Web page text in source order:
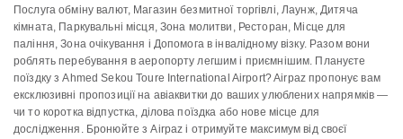
Послуга обміну валют, Магазин безмитної торгівлі, Лаунж, Дитяча
кімната, Паркувальні місця, Зона молитви, Ресторан, Місце для
паління, Зона очікування і Допомога в інвалідному візку. Разом вони
роблять перебування в аеропорту легшим і приємнішим. Плануєте
поїздку з Ahmed Sekou Toure International Airport? Airpaz пропонує вам
ексклюзивні пропозиції на авіаквитки до ваших улюблених напрямків —
чи то коротка відпустка, ділова поїздка або нове місце для
дослідження. Бронюйте з Airpaz і отримуйте максимум від своєї